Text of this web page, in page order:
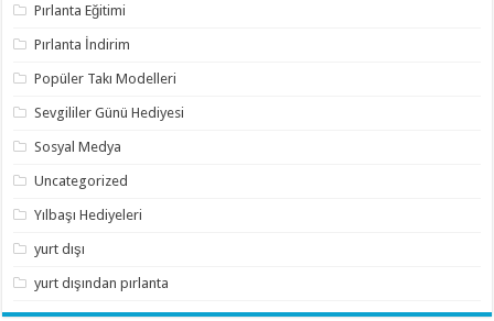
Pırlanta Eğitimi
Pırlanta İndirim
Popüler Takı Modelleri
Sevgililer Günü Hediyesi
Sosyal Medya
Uncategorized
Yılbaşı Hediyeleri
yurt dışı
yurt dışından pırlanta